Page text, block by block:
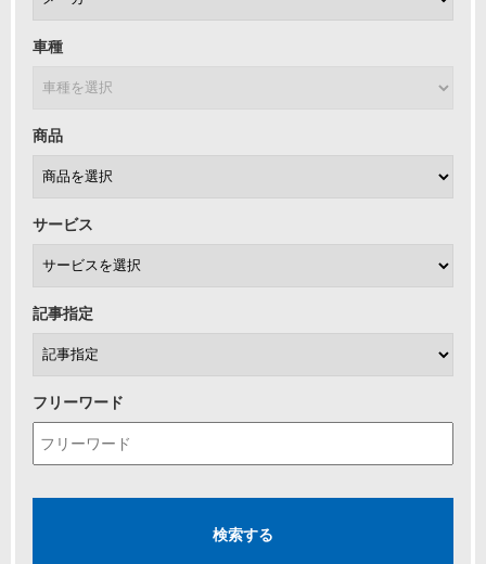
車種
商品
サービス
記事指定
フリーワード